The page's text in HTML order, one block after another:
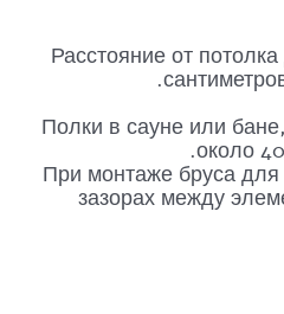
Расстояние от
Полки в сауне или
около
При монтаже бруса
зазорах между